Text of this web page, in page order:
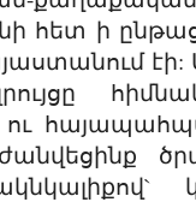
հետ ի
էի:
ու